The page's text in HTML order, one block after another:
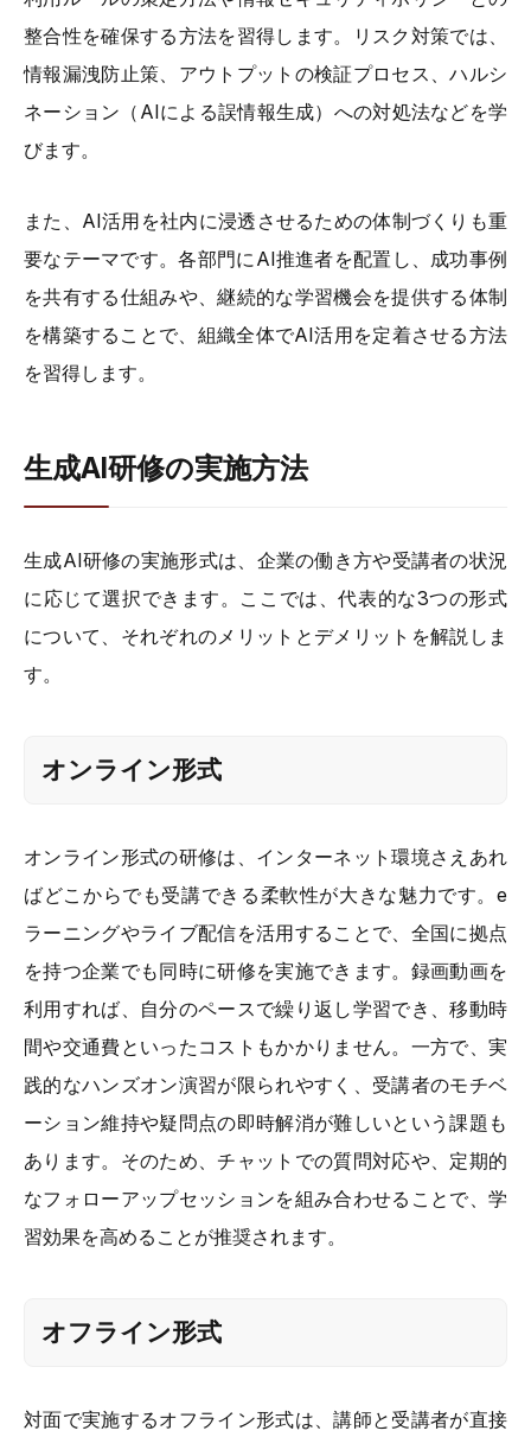
整合性を確保する方法を習得します。リスク対策では、
情報漏洩防止策、アウトプットの検証プロセス、ハルシ
ネーション（AIによる誤情報生成）への対処法などを学
びます。
また、AI活用を社内に浸透させるための体制づくりも重
要なテーマです。各部門にAI推進者を配置し、成功事例
を共有する仕組みや、継続的な学習機会を提供する体制
を構築することで、組織全体でAI活用を定着させる方法
を習得します。
生成AI研修の実施方法
生成AI研修の実施形式は、企業の働き方や受講者の状況
に応じて選択できます。ここでは、代表的な3つの形式
について、それぞれのメリットとデメリットを解説しま
す。
オンライン形式
オンライン形式の研修は、インターネット環境さえあれ
ばどこからでも受講できる柔軟性が大きな魅力です。e
ラーニングやライブ配信を活用することで、全国に拠点
を持つ企業でも同時に研修を実施できます。録画動画を
利用すれば、自分のペースで繰り返し学習でき、移動時
間や交通費といったコストもかかりません。一方で、実
践的なハンズオン演習が限られやすく、受講者のモチベ
ーション維持や疑問点の即時解消が難しいという課題も
あります。そのため、チャットでの質問対応や、定期的
なフォローアップセッションを組み合わせることで、学
習効果を高めることが推奨されます。
オフライン形式
対面で実施するオフライン形式は、講師と受講者が直接